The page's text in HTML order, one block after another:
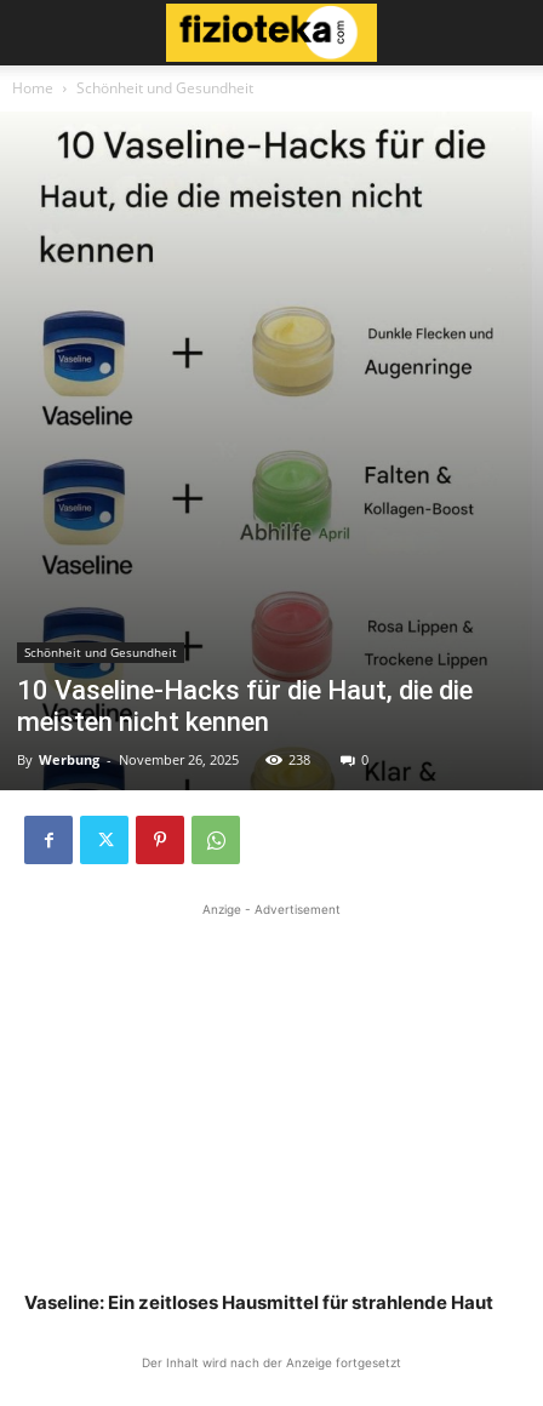
Home Schönheit und Gesundheit
Schönheit und Gesundheit
10 Vaseline-Hacks für die Haut, die die
meisten nicht kennen
By Werbung - November 26, 2025 238 0
Anzige - Advertisement
Vaseline: Ein zeitloses Hausmittel für strahlende Haut
Der Inhalt wird nach der Anzeige fortgesetzt